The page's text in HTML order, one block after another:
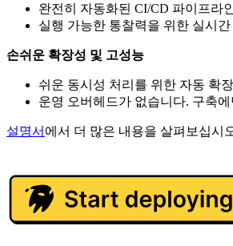
완전히 자동화된 CI/CD 파이프라
실행 가능한 통찰력을 위한 실시
손쉬운 확장성 및 고성능
쉬운 동시성 처리를 위한 자동 확
운영 오버헤드가 없습니다. 구축
설명서 에서 더 많은 내용을 살펴보십시